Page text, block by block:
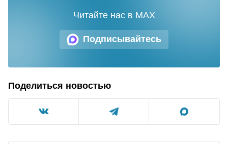
Подписывайтесь
Читайте нас в MAX
Поделиться новостью